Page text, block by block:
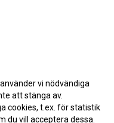
vi nödvändiga
att stänga av.
cookies, t.ex. för statistik
du vill acceptera dessa.